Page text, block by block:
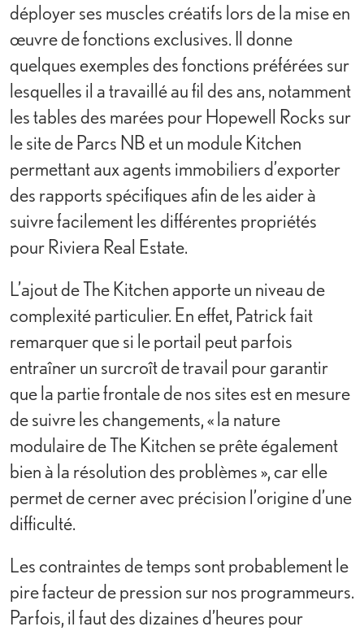
déployer ses muscles créatifs lors de la mise en
œuvre de fonctions exclusives. Il donne
quelques exemples des fonctions préférées sur
lesquelles il a travaillé au fil des ans, notamment
les tables des marées pour Hopewell Rocks sur
le site de Parcs NB et un module Kitchen
permettant aux agents immobiliers d’exporter
des rapports spécifiques afin de les aider à
suivre facilement les différentes propriétés
pour Riviera Real Estate.
L’ajout de The Kitchen apporte un niveau de
complexité particulier. En effet, Patrick fait
remarquer que si le portail peut parfois
entraîner un surcroît de travail pour garantir
que la partie frontale de nos sites est en mesure
de suivre les changements, « la nature
modulaire de The Kitchen se prête également
bien à la résolution des problèmes », car elle
permet de cerner avec précision l’origine d’une
difficulté.
Les contraintes de temps sont probablement le
pire facteur de pression sur nos programmeurs.
Parfois, il faut des dizaines d’heures pour